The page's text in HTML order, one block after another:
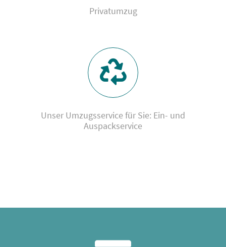
Privatumzug
Unser Umzugsservice für Sie: Ein- und
Auspackservice